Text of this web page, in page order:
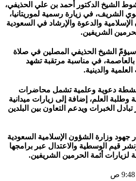
الشيخ الدكتور أحمد بن علي الحذيفي،
الشريف، في زيارة رسمية لموريتانيا،
والدعوة والإرشاد في السعودية
الشريفين.
الشيخ الحذيفي المصلين في صلاة
بالعاصمة، في مناسبة مرتقبة تشهد
والدينية.
دعوية وعلمية تشمل محاضرات
وطلبة العلم، إضافة إلى زيارات ميدانية
الخبرات ويدعم التعاون بين البلدين
جهود وزارة الشؤون الإسلامية السعودية
قيم الوسطية والاعتدال عبر برامجها
لزيارات أئمة الحرمين الشريفين.